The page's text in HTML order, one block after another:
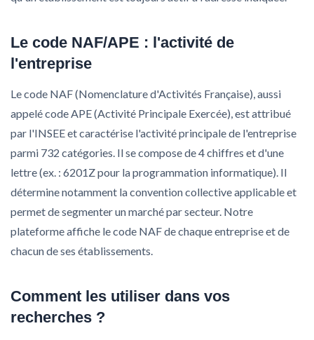
Le code NAF/APE : l'activité de
l'entreprise
Le code NAF (Nomenclature d'Activités Française), aussi
appelé code APE (Activité Principale Exercée), est attribué
par l'INSEE et caractérise l'activité principale de l'entreprise
parmi 732 catégories. Il se compose de 4 chiffres et d'une
lettre (ex. : 6201Z pour la programmation informatique). Il
détermine notamment la convention collective applicable et
permet de segmenter un marché par secteur. Notre
plateforme affiche le code NAF de chaque entreprise et de
chacun de ses établissements.
Comment les utiliser dans vos
recherches ?